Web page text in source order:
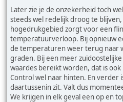
Later zie je de onzekerheid toch
steeds wel redelijk droog te
hogedrukgebied zorgt voor een
temperatuurverloop. Bij opnieuw
de temperaturen weer terug naar
graden. Bij een meer
waardes bereikt worden, dat is
Control wel naar hinten. En verder
daartussenin zit. Valt dus
We krijgen in elk geval een op en